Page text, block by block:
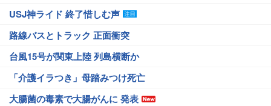
USJ神ライド 終了惜しむ声
路線バスとトラック 正面衝突
台風15号が関東上陸 列島横断か
「介護イラつき」母踏みつけ死亡
大腸菌の毒素で大腸がんに 発表